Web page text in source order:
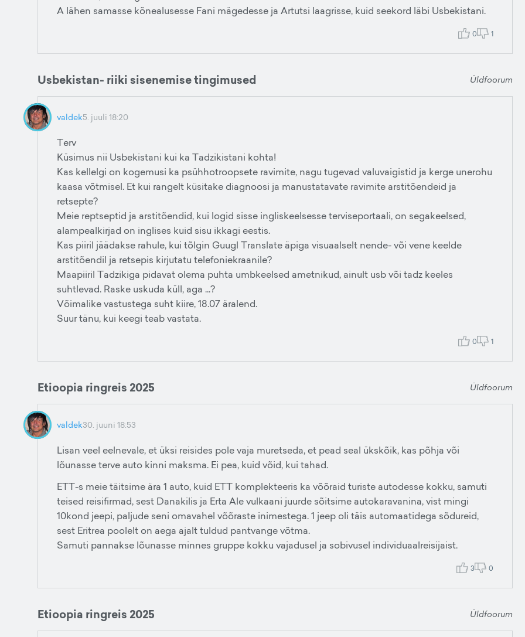
A lähen samasse kõnealusesse Fani mägedesse ja Artutsi laagrisse, kuid seekord läbi Usbekistani.
0 1
Usbekistan- riiki sisenemise tingimused Üldfoorum
valdek5. juuli 18:20
Terv
Küsimus nii Usbekistani kui ka Tadzikistani kohta!
Kas kellelgi on kogemusi ka psühhotroopsete ravimite, nagu tugevad valuvaigistid ja kerge unerohu
kaasa võtmisel. Et kui rangelt küsitake diagnoosi ja manustatavate ravimite arstitõendeid ja
retsepte?
Meie reptseptid ja arstitõendid, kui logid sisse ingliskeelsesse terviseportaali, on segakeelsed,
alampealkirjad on inglises kuid sisu ikkagi eestis.
Kas piiril jäädakse rahule, kui tõlgin Guugl Translate äpiga visuaalselt nende- või vene keelde
arstitõendil ja retsepis kirjutatu telefoniekraanile?
Maapiiril Tadzikiga pidavat olema puhta umbkeelsed ametnikud, ainult usb või tadz keeles
suhtlevad. Raske uskuda küll, aga ...?
Võimalike vastustega suht kiire, 18.07 äralend.
Suur tänu, kui keegi teab vastata.
0 1
Etioopia ringreis 2025 Üldfoorum
valdek30. juuni 18:53
Lisan veel eelnevale, et üksi reisides pole vaja muretseda, et pead seal ükskõik, kas põhja või
lõunasse terve auto kinni maksma. Ei pea, kuid võid, kui tahad.
ETT-s meie täitsime ära 1 auto, kuid ETT komplekteeris ka võõraid turiste autodesse kokku, samuti
teised reisifirmad, sest Danakilis ja Erta Ale vulkaani juurde sõitsime autokaravanina, vist mingi
10kond jeepi, paljude seni omavahel võõraste inimestega. 1 jeep oli täis automaatidega sõdureid,
sest Eritrea poolelt on aega ajalt tuldud pantvange võtma.
Samuti pannakse lõunasse minnes gruppe kokku vajadusel ja sobivusel individuaalreisijaist.
3 0
Etioopia ringreis 2025 Üldfoorum